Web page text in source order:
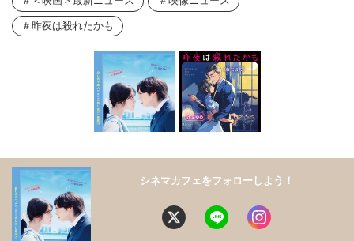
昨夜は殺れたかも
シネマカフェをフォローしよう！